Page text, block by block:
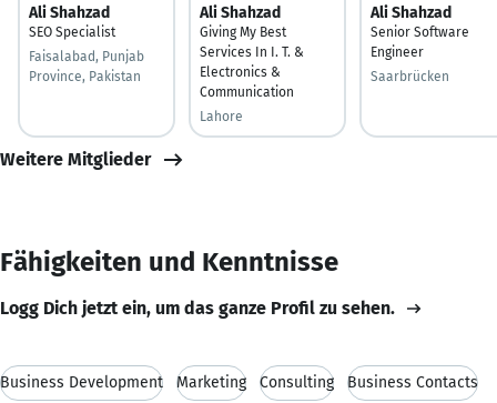
Ali Shahzad
SEO Specialist
Faisalabad, Punjab
Province, Pakistan
Ali Shahzad
Giving My Best
Services In I. T. &
Electronics &
Communication
Lahore
Ali Shahzad
Senior Software
Engineer
Saarbrücken
Weitere Mitglieder
Fähigkeiten und Kenntnisse
Logg Dich jetzt ein, um das ganze Profil zu sehen.
Business Development Marketing Consulting Business Contacts